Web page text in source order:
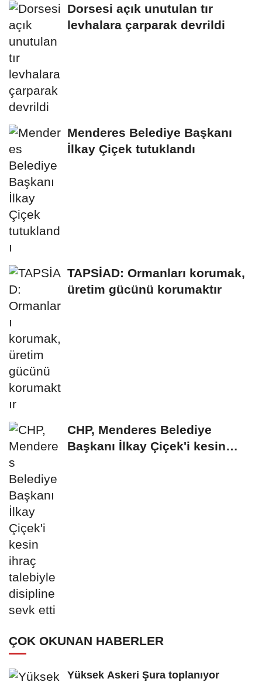
Dorsesi açık unutulan tır
levhalara çarparak devrildi
Menderes Belediye Başkanı
İlkay Çiçek tutuklandı
TAPSİAD: Ormanları korumak,
üretim gücünü korumaktır
CHP, Menderes Belediye
Başkanı İlkay Çiçek'i kesin
ÇOK OKUNAN HABERLER
Yüksek Askeri Şura toplanıyor